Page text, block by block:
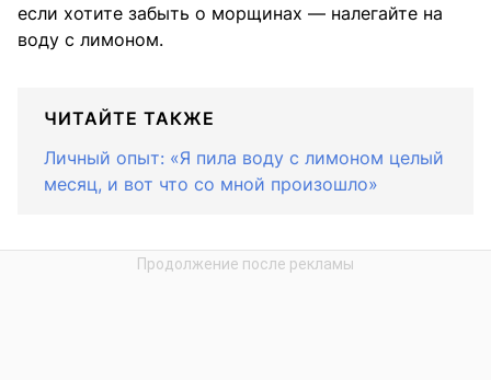
если хотите забыть о морщинах — налегайте на
воду с лимоном.
ЧИТАЙТЕ ТАКЖЕ
Личный опыт: «Я пила воду с лимоном целый
месяц, и вот что со мной произошло»